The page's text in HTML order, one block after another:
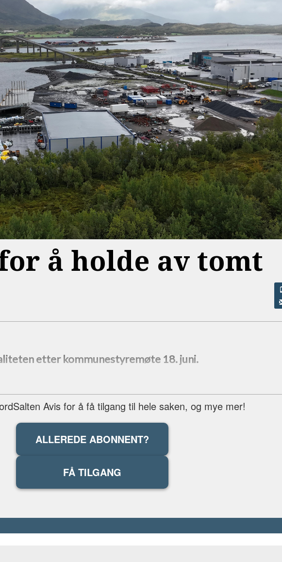
å holde av tomt
etter kommunestyremøte 18. juni.
Avis for å få tilgang til hele saken, og mye mer!
ALLEREDE ABONNENT?
FÅ TILGANG